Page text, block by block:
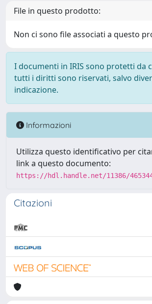
File in questo prodotto:
Non ci sono file associati a questo
I documenti in IRIS sono protetti da
tutti i diritti sono riservati, salvo
indicazione.
Informazioni
Utilizza questo identificativo per
link a questo documento:
https://hdl.handle.net/11386/
Citazioni